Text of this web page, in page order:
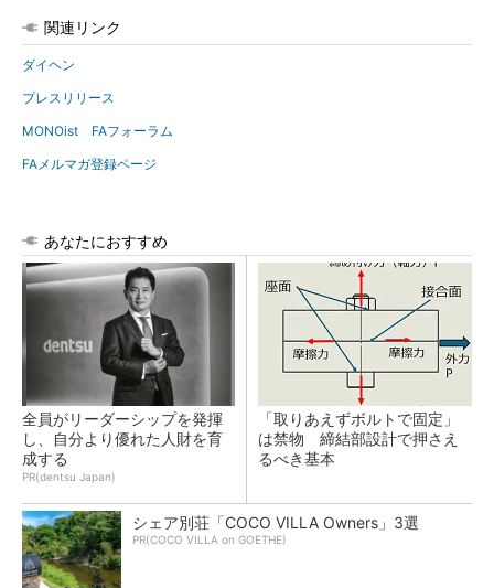
関連リンク
ダイヘン
プレスリリース
MONOist FAフォーラム
FAメルマガ登録ページ
あなたにおすすめ
全員がリーダーシップを発揮
し、自分より優れた人財を育
成する
PR(dentsu Japan)
「取りあえずボルトで固定」
は禁物 締結部設計で押さえ
るべき基本
シェア別荘「COCO VILLA Owners」3選
PR(COCO VILLA on GOETHE)